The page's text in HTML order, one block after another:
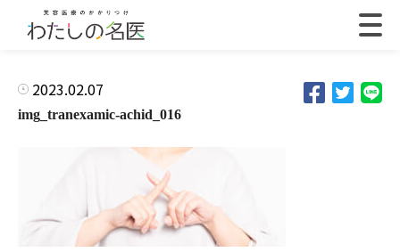
2023.02.07
img_tranexamic-achid_016